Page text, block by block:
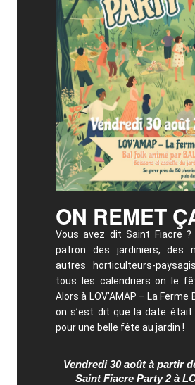
ON REMET
Vous avez dit Saint Fiacre ?
patron des jardiniers, des
autres horticulteurs-
tous les calendriers on le
Alors à LOV’AMAP – La Ferme
on s’est dit que la date
pour une belle fête au jardin !
Vendredi 30 août à partir
Saint Fiacre Party 2 à